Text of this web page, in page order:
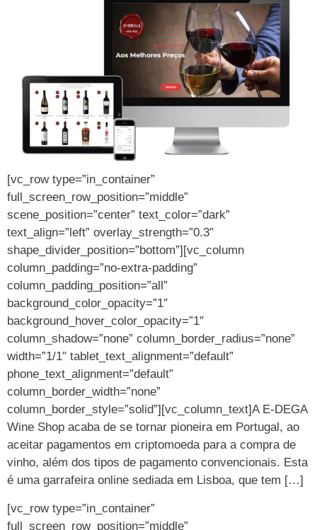
[vc_row type=”in_container”
full_screen_row_position=”middle”
scene_position=”center” text_color=”dark”
text_align=”left” overlay_strength=”0.3″
shape_divider_position=”bottom”][vc_column
column_padding=”no-extra-padding”
column_padding_position=”all”
background_color_opacity=”1″
background_hover_color_opacity=”1″
column_shadow=”none” column_border_radius=”none”
width=”1/1″ tablet_text_alignment=”default”
phone_text_alignment=”default”
column_border_width=”none”
column_border_style=”solid”][vc_column_text]A E-DEGA
Wine Shop acaba de se tornar pioneira em Portugal, ao
aceitar pagamentos em criptomoeda para a compra de
vinho, além dos tipos de pagamento convencionais. Esta
é uma garrafeira online sediada em Lisboa, que tem […]
[vc_row type=”in_container”
full_screen_row_position=”middle”